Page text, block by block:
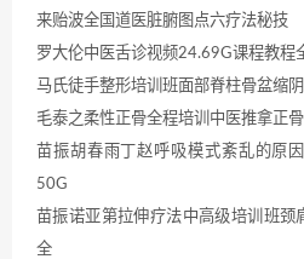
来贻波全国道医脏腑图点六疗法秘技
罗大伦中医舌诊视频24.69G课程教程
马氏徒手整形培训班面部脊柱骨盆缩
毛泰之柔性正骨全程培训中医推拿正
苗振胡春雨丁赵呼吸模式紊乱的原
50G
苗振诺亚第拉伸疗法中高级培训班颈
全